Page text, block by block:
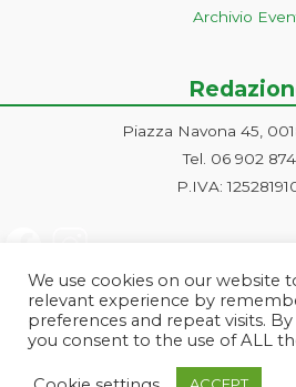
Archivio
Piazza Navona 45,
Tel. 06 902
P.IVA:
We use cookies on our website
relevant experience by
preferences and repeat visits. By
you consent to the use of ALL